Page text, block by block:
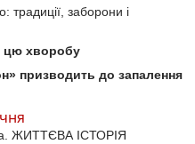
традиції, заборони і
цю хворобу
призводить до запалення
ЖИТТЄВА ІСТОРІЯ